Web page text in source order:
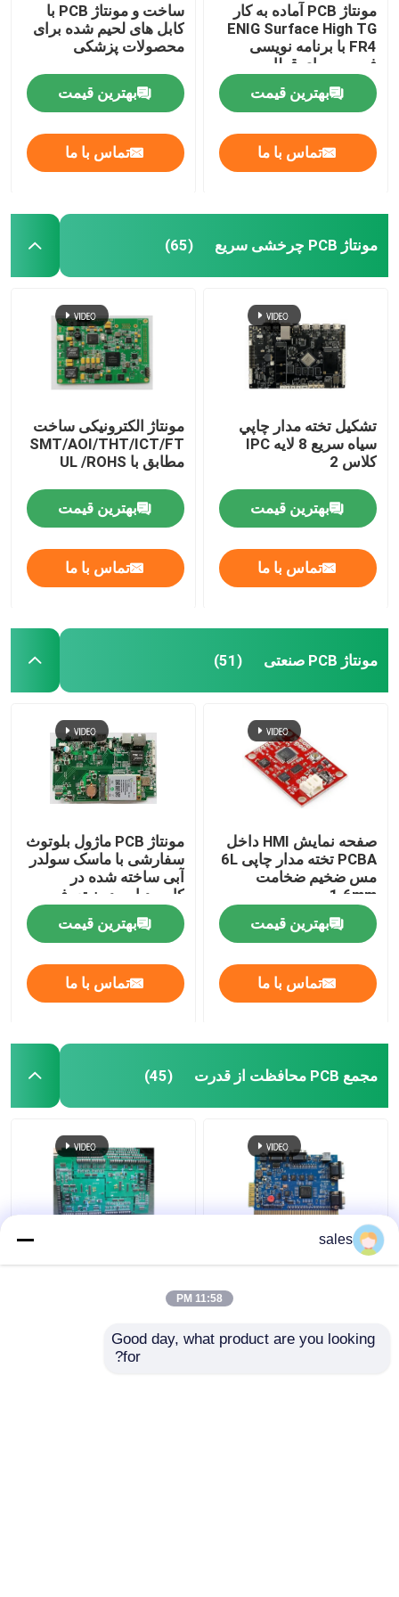
مونتاژ PCB آماده به کار
ENIG Surface High TG
FR4 با برنامه نویسی
فریمور برای قطار
پرسرعت
بهترین قیمت
تماس با ما
ساخت و مونتاژ PCB با
کابل های لحیم شده برای
محصولات پزشکی
بهترین قیمت
تماس با ما
مونتاژ PCB چرخشی سریع (65)
تشکيل تخته مدار چاپي
سياه سريع 8 لايه IPC
کلاس 2
بهترین قیمت
تماس با ما
مونتاژ الکترونیکی ساخت
SMT/AOI/THT/ICT/FT
مطابق با UL /ROHS
بهترین قیمت
تماس با ما
مونتاژ PCB صنعتی (51)
صفحه نمایش HMI داخل
PCBA تخته مدار چاپی 6L
مس ضخیم ضخامت
1.6mm
بهترین قیمت
تماس با ما
مونتاژ PCB ماژول بلوتوث
سفارشی با ماسک سولدر
آبی ساخته شده در
کابمودیا و بدون تعرفه
آمریکایی
بهترین قیمت
تماس با ما
مجمع PCB محافظت از قدرت (45)
بهترین قیمت
PCB مسی 5OZ
بهترین قیمت
sales
11:58 PM
Good day, what product are you looking
for?